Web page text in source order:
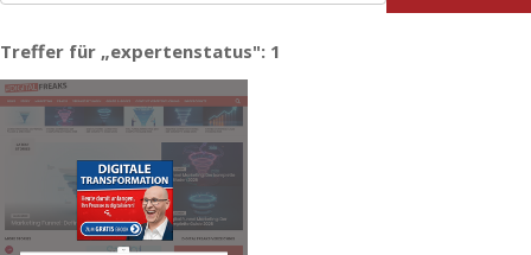
Treffer für „expertenstatus": 1